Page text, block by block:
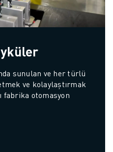
sunulan ve her türlü
ve kolaylaştırmak
fabrika otomasyon